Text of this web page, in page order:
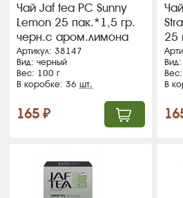
Чай Jaf tea PC Sunny
Lemon 25 пак.*1,5 гр.
черн.с аром.лимона
(36) (361)
Артикул: 38147
Вид: черный
Вес: 100 г
В коробке: 36шт.
165 ₽
25
В